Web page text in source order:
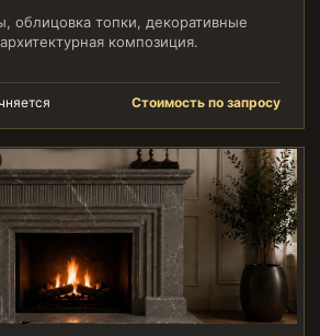
облицовка топки, декоративные
композиция.
Стоимость по запросу